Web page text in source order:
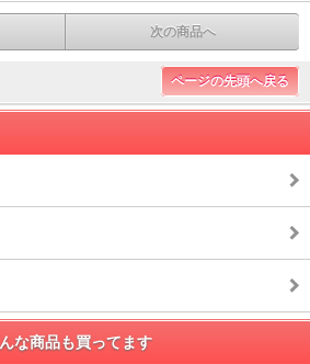
次の商品へ
ページの先頭へ戻る
な商品も買ってます